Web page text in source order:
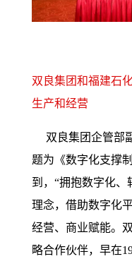
签
双良集团和福建石
生产和经营
双良集团企管部
题为《数字化支撑
到，“拥抱数字化、
理念，借助数字化
经营、商业赋能。
略合作伙伴，早在